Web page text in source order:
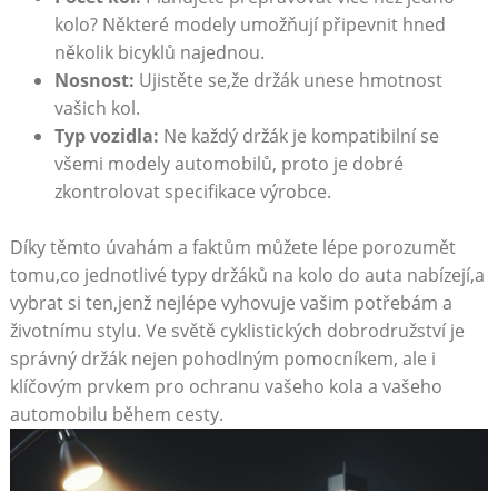
kolo? Některé modely​ umožňují připevnit hned⁤
několik bicyklů ⁣najednou.
Nosnost: Ujistěte⁣ se,že držák unese hmotnost
vašich kol.
Typ vozidla: Ne každý držák je kompatibilní se
všemi modely automobilů, ⁤proto je dobré
zkontrolovat specifikace výrobce.
Díky ‌těmto úvahám a faktům můžete lépe ⁢porozumět
tomu,co ‍jednotlivé typy držáků na kolo do auta nabízejí,a
vybrat si ten,jenž‌ nejlépe vyhovuje​ vašim potřebám a
životnímu stylu. Ve světě cyklistických⁣ dobrodružství je
⁢správný držák nejen pohodlným ⁤pomocníkem, ‌ale‌ i
klíčovým prvkem‌ pro ochranu vašeho⁤ kola a vašeho
automobilu během cesty.